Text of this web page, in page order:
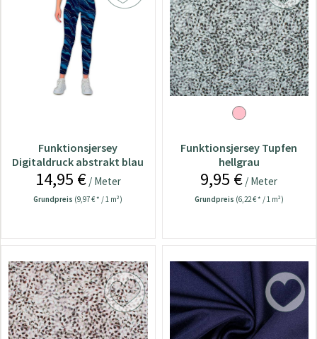
Funktionsjersey
Digitaldruck abstrakt blau
14,95 €/ Meter
Grundpreis (9,97 € * / 1 m²)
Funktionsjersey Tupfen
hellgrau
9,95 € / Meter
Grundpreis (6,22 € * / 1 m²)